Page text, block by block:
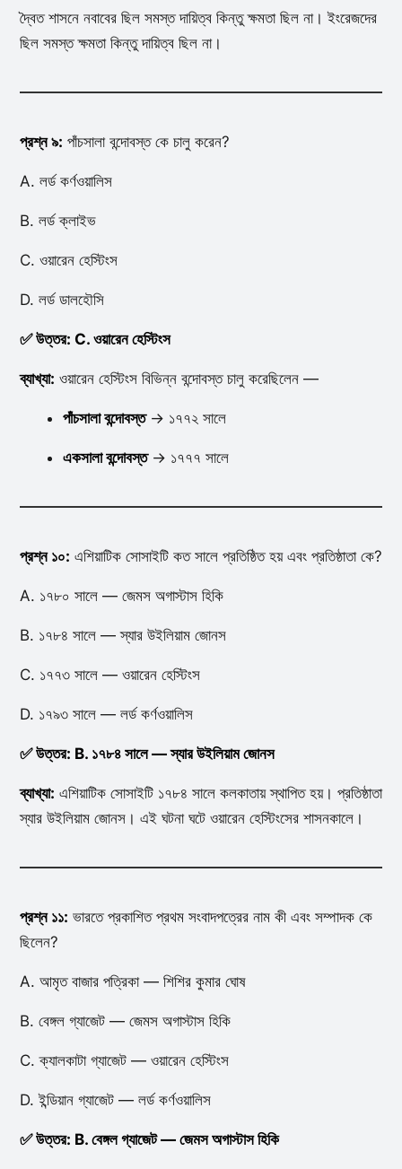
দ্বৈত শাসনে নবাবের ছিল সমস্ত দায়িত্ব কিন্তু ক্ষমতা ছিল না। ইংরেজদের
ছিল সমস্ত ক্ষমতা কিন্তু দায়িত্ব ছিল না।
প্রশ্ন ৯: পাঁচসালা বন্দোবস্ত কে চালু করেন?
A. লর্ড কর্ণওয়ালিস
B. লর্ড ক্লাইভ
C. ওয়ারেন হেস্টিংস
D. লর্ড ডালহৌসি
✅ উত্তর: C. ওয়ারেন হেস্টিংস
ব্যাখ্যা: ওয়ারেন হেস্টিংস বিভিন্ন বন্দোবস্ত চালু করেছিলেন —
পাঁচসালা বন্দোবস্ত→ ১৭৭২ সালে
একসালা বন্দোবস্ত→ ১৭৭৭ সালে
প্রশ্ন ১০: এশিয়াটিক সোসাইটি কত সালে প্রতিষ্ঠিত হয় এবং প্রতিষ্ঠাতা কে?
A. ১৭৮০ সালে — জেমস অগাস্টাস হিকি
B. ১৭৮৪ সালে — স্যার উইলিয়াম জোনস
C. ১৭৭৩ সালে — ওয়ারেন হেস্টিংস
D. ১৭৯৩ সালে — লর্ড কর্ণওয়ালিস
✅ উত্তর: B. ১৭৮৪ সালে — স্যার উইলিয়াম জোনস
ব্যাখ্যা: এশিয়াটিক সোসাইটি ১৭৮৪ সালে কলকাতায় স্থাপিত হয়। প্রতিষ্ঠাতা
স্যার উইলিয়াম জোনস। এই ঘটনা ঘটে ওয়ারেন হেস্টিংসের শাসনকালে।
প্রশ্ন ১১: ভারতে প্রকাশিত প্রথম সংবাদপত্রের নাম কী এবং সম্পাদক কে
ছিলেন?
A. আমৃত বাজার পত্রিকা — শিশির কুমার ঘোষ
B. বেঙ্গল গ্যাজেট — জেমস অগাস্টাস হিকি
C. ক্যালকাটা গ্যাজেট — ওয়ারেন হেস্টিংস
D. ইন্ডিয়ান গ্যাজেট — লর্ড কর্ণওয়ালিস
✅ উত্তর: B. বেঙ্গল গ্যাজেট — জেমস অগাস্টাস হিকি